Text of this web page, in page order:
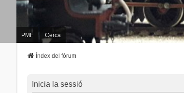
PMF Cerca
Índex del fòrum
Inicia la sessió